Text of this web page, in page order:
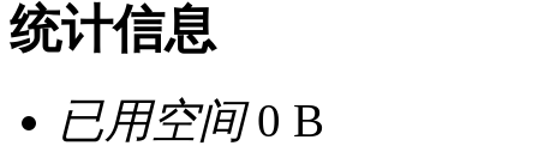
统计信息
已用空间0 B